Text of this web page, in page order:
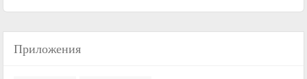
Приложения